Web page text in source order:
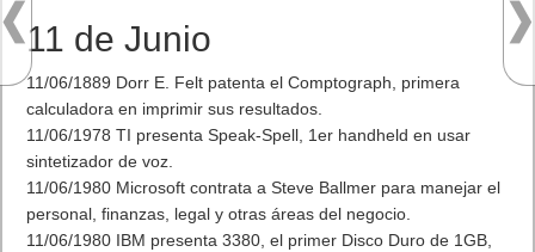
11 de Junio
11/06/1889 Dorr E. Felt patenta el Comptograph, primera
calculadora en imprimir sus resultados.
11/06/1978 TI presenta Speak-Spell, 1er handheld en usar
sintetizador de voz.
11/06/1980 Microsoft contrata a Steve Ballmer para manejar el
personal, finanzas, legal y otras áreas del negocio.
11/06/1980 IBM presenta 3380, el primer Disco Duro de 1GB,